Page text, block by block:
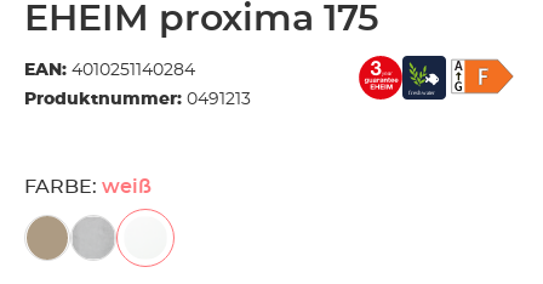
EHEIM proxima 175
EAN: 4010251140284
Produktnummer: 0491213
FARBE: weiß